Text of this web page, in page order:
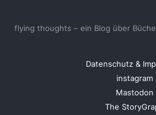
flying thoughts – ein Blog über
Datenschutz &
instagram
Mastodon
The